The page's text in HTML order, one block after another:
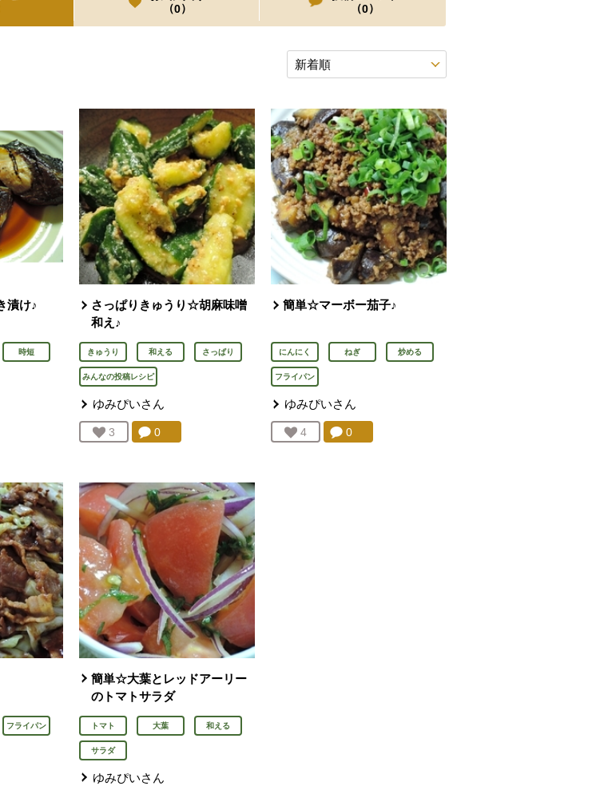
（0）
（0）
漬け♪
時短
：
さっぱりきゅうり☆胡麻味噌
和え♪
きゅうり 和える さっぱり
みんなの投稿レシピ
ゆみぴいさん
お気に入り登録：
3 人が登録コメント：
0件。コメントを見る。
簡単☆マーボー茄子♪
にんにく ねぎ 炒める
フライパン
ゆみぴいさん
お気に入り登録：
4人が登録コメント：
0件。コメントを見る。
フライパン
簡単☆大葉とレッドアーリー
のトマトサラダ
トマト 大葉 和える
サラダ
ゆみぴいさん